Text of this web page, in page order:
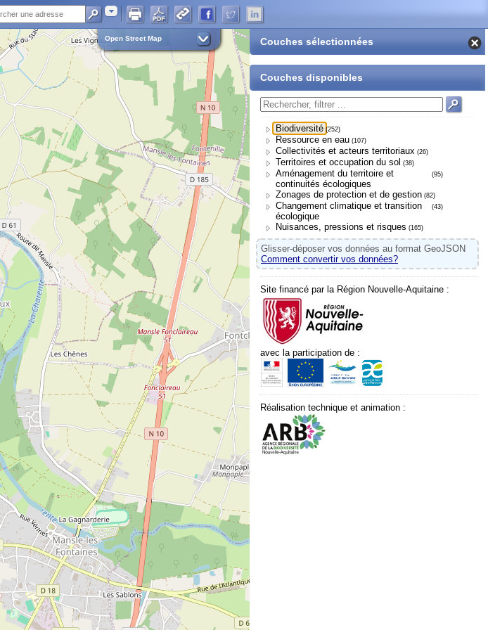
Adresse
Open Street Map Couches sélectionnées
Couches disponibles
Biodiversité (252)
Ressource en eau (107)
Collectivités et acteurs territoriaux (26)
Territoires et occupation du sol (38)
Aménagement du territoire et
continuités écologiques
(95)
Zonages de protection et de gestion (82)
Changement climatique et transition
écologique
(43)
Nuisances, pressions et risques (165)
Glisser-déposer vos données au format GeoJSON
Comment convertir vos données?
Site financé par la Région Nouvelle-Aquitaine :
avec la participation de :
Réalisation technique et animation :